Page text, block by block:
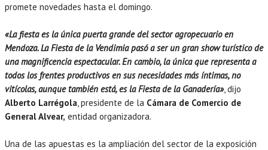
promete novedades hasta el domingo.
«La fiesta es la única puerta grande del sector agropecuario en
Mendoza. La Fiesta de la Vendimia pasó a ser un gran show turístico de
una magnificencia espectacular. En cambio, la única que representa a
todos los frentes productivos en sus necesidades más íntimas, no
vitícolas, aunque también está, es la Fiesta de la Ganadería», dijo
Alberto Larrégola , presidente de la Cámara de Comercio de
General Alvear, entidad organizadora.
Una de las apuestas es la ampliación del sector de la exposición